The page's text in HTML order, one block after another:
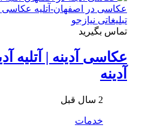
تماس بگیرید
عکاسی آدینه | آتلیه
آدینه
2 سال قبل
خدمات